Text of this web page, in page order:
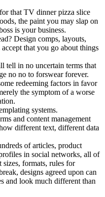
that TV dinner pizza slice
the paint you may slap on
is your business.
Design comps, layouts,
that you go about things
tell in no uncertain terms that
no no to forswear forever.
redeeming factors in favor
the symptom of a worse
systems.
and content management
different text, different data
of articles, product
in social networks, all of
formats, rules for
designs agreed upon can
and look much different than